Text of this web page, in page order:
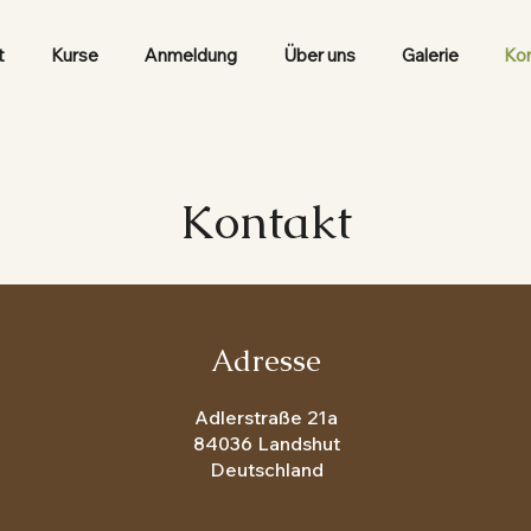
Kurse Anmeldung Über uns Galerie
Kontakt
Adresse
Adlerstraße 21a
84036 Landshut
Deutschland